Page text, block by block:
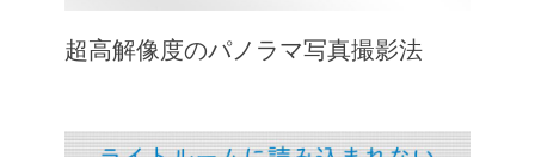
超高解像度のパノラマ写真撮影法